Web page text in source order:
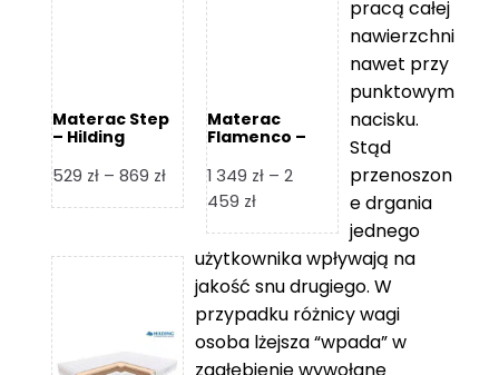
Materac Step
– Hilding
529 zł – 869 złZakres
cen:
529 zł
do
869 zł
Materac
Flamenco –
1 349 zł – 2
459 złZakres
od
1
349 zł
2
pracą całej
nawierzchni
nawet przy
punktowym
nacisku.
Stąd
przenoszon
e drgania
jednego
użytkownika wpływają na
jakość snu drugiego. W
przypadku różnicy wagi
osoba lżejsza “wpada” w